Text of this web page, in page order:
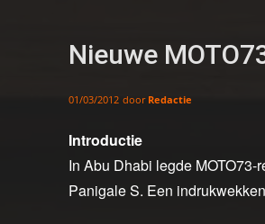
Nieuwe
01/03/2012 door Redactie
Introductie
In Abu Dhabi legde
Panigale S. Een